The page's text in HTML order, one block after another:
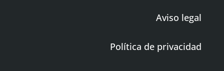
Aviso legal
Política de privacidad